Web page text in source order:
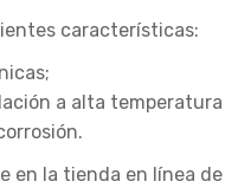
características:
a alta temperatura
en la tienda en línea